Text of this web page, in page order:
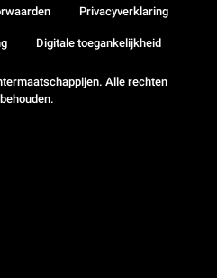
Alle rechten
Privacyverklaring
Digitale toegankelijkheid